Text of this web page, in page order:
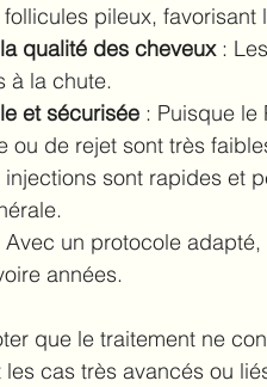
pileux, favorisant
qualité des cheveux :
à la chute.
et sécurisée : Puisque le
ou de rejet sont très
sont rapides et
Avec un protocole
années.
que le traitement ne
cas très avancés ou